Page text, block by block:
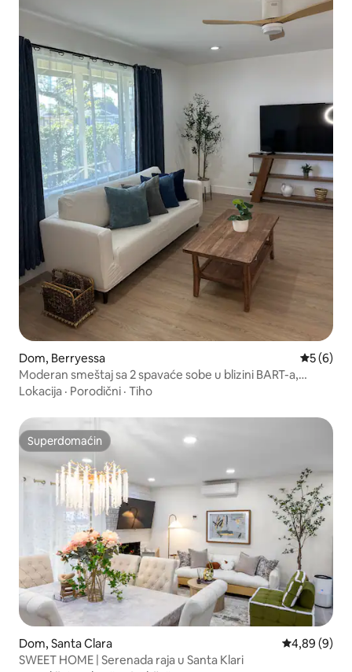
Dom, Berryessa
5 (6)
Moderan smeštaj sa 2 spavaće sobe u blizini BART-a,
aerodroma, tehnoloških centara + parking
Lokacija · Porodični · Tiho
Superdomaćin
Superdomaćin
Dom, Santa Clara Prosečna
4,89 (9)
SWEET HOME | Serenada raja u Santa Klari